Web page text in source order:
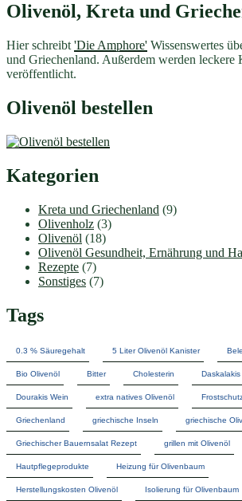
Olivenöl, Kreta und
Hier schreibt 'Die Amphore' Wissenswertes
und Griechenland. Außerdem werden leckere
veröffentlicht.
Olivenöl bestellen
Kategorien
Kreta und Griechenland (9)
Olivenholz (3)
Olivenöl (18)
Olivenöl Gesundheit, Ernährung und
Rezepte (7)
Sonstiges (7)
Tags
0.3 % Säuregehalt 5 Liter Olivenöl Kanister
Bio Olivenöl Bitter Cholesterin
Dourakis Wein extra natives Olivenöl
Griechenland griechische Inseln griechische
Griechischer Bauernsalat Rezept grillen mit Olivenöl
Hautpflegeprodukte Heizung für Olivenbaum
Herstellungskosten Olivenöl Isolierung für Olivenbaum